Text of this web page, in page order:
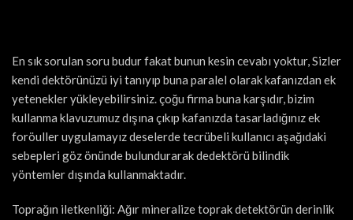
En sık sorulan soru budur fakat bunun kesin cevabı yoktur, Sizler
kendi dektörünüzü iyi tanıyıp buna paralel olarak kafanızdan ek
yetenekler yükleyebilirsiniz. çoğu firma buna karşıdır, bizim
kullanma klavuzumuz dışına çıkıp kafanızda tasarladığınız ek
foröuller uygulamayız deselerde tecrübeli kullanıcı aşağıdaki
sebepleri göz önünde bulundurarak dedektörü bilindik
yöntemler dışında kullanmaktadır.
Toprağın iletkenliği: Ağır mineralize toprak detektörün derinlik